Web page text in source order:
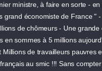
ministre, à faire en sorte - en
grand économiste de France "
de chômeurs - Une grande
en sommes à 5 millions
Millions de travailleurs pauvres
au smic !!! Sans